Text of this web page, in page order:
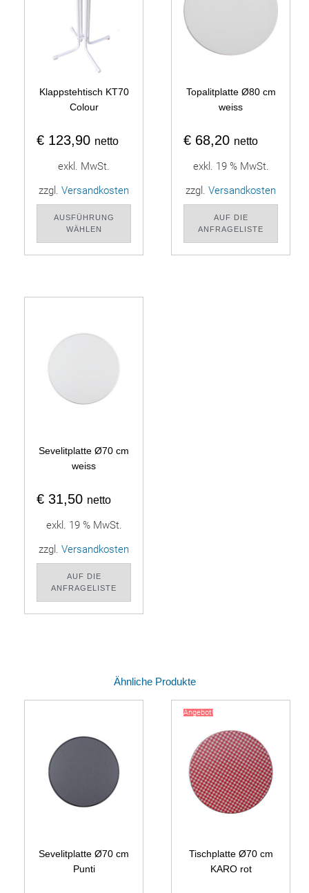
Klappstehtisch KT70
Colour
€ 123,90 netto
exkl. MwSt.
zzgl. Versandkosten
AUSFÜHRUNG
WÄHLEN
Topalitplatte Ø80 cm
weiss
€ 68,20 netto
exkl. 19 % MwSt.
zzgl. Versandkosten
AUF DIE
ANFRAGELISTE
Sevelitplatte Ø70 cm
weiss
€ 31,50 netto
exkl. 19 % MwSt.
zzgl. Versandkosten
AUF DIE
ANFRAGELISTE
Ähnliche Produkte
Sevelitplatte Ø70 cm
Punti
Angebot!
Tischplatte Ø70 cm
KARO rot